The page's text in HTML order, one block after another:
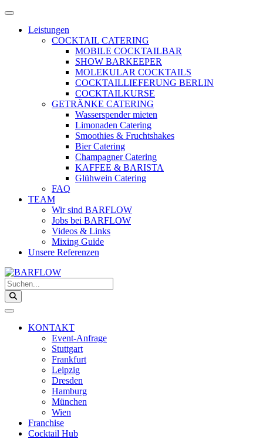
Zum
springen
Menü
öffnenLeistungen
COCKTAIL CATERING
MOBILE COCKTAILBAR
SHOW BARKEEPER
MOLEKULAR COCKTAILS
COCKTAILLIEFERUNG BERLIN
COCKTAILKURSE
GETRÄNKE CATERING
Wasserspender mieten
Limonaden Catering
Smoothies & Fruchtshakes
Bier Catering
Champagner Catering
KAFFEE & BARISTA
Glühwein Catering
FAQ
TEAM
Wir sind BARFLOW
Jobs bei BARFLOW
Videos & Links
Mixing Guide
Unsere Referenzen
Suchen...
KONTAKT
Event-Anfrage
Stuttgart
Frankfurt
Leipzig
Dresden
Hamburg
München
Wien
Franchise
Cocktail Hub